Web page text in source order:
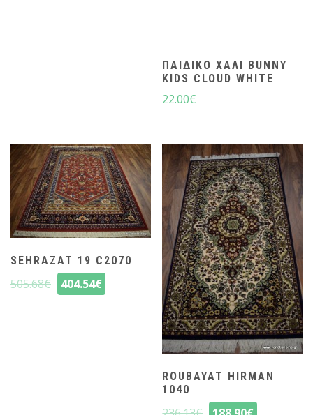
ΠΑΙΔΙΚΌ ΧΑΛΊ BUNNY
KIDS CLOUD WHITE
22.00€
SEHRAZAT 19 C2070
505.68€ 404.54€
ROUBAYAT HIRMAN
1040